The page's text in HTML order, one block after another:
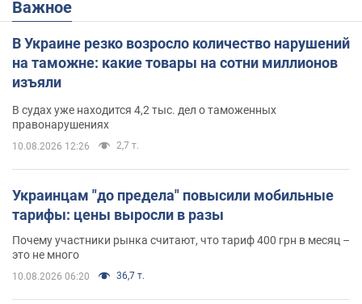
Важное
В Украине резко возросло количество нарушений
на таможне: какие товары на сотни миллионов
изъяли
В судах уже находится 4,2 тыс. дел о таможенных
правонарушениях
10.08.2026 12:26 2,7 т.
Украинцам "до предела" повысили мобильные
тарифы: цены выросли в разы
Почему участники рынка считают, что тариф 400 грн в месяц –
это не много
10.08.2026 06:20 36,7 т.